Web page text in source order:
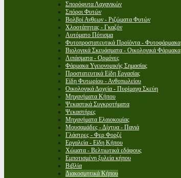
Σπορόφυτα Λαχανικών
Σπόροι Φυτών
Βολβοί Ανθεων - Ριζώματα Φυτών
Χλοοτάπητας - Γκαζόν
Αυτόματο Πότισμα
Φυτοπροστατευτικά Προϊόντα - Φυτοφάρμακα
Βιολογικά Σκευάσματα - Οικολογικά Φάρμακα
Λιπάσματα - Ορμόνες
Φάρμακα Υγειονομικής Σημασίας
Προστατευτικά Είδη Εργασίας
Είδη Φυτωρίου - Ανθοπωλείου
Οικολογικά Δοχεία - Πυρίμαχα Σκεύη
Μηχανήματα Κήπου
Ψεκαστικά Συγκροτήματα
Ψεκαστήρες
Μηχανήματα Ελαιοκομίας
Μουσαμάδες - Δίχτυα - Πανιά
Γλάστρες - Φερ Φορζέ
Εργαλεία - Είδη Κήπου
Χώματα - Βελτιωτικά εδάφους
Εμποτισμένη ξυλεία κήπου
Βιβλία
Διακοσμητικά Κήπου